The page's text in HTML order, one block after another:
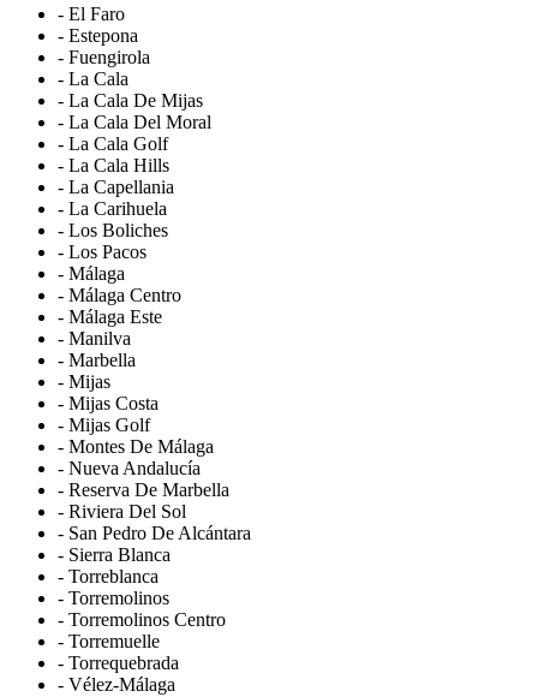
- El Faro
- Estepona
- Fuengirola
- La Cala
- La Cala De Mijas
- La Cala Del Moral
- La Cala Golf
- La Cala Hills
- La Capellania
- La Carihuela
- Los Boliches
- Los Pacos
- Málaga
- Málaga Centro
- Málaga Este
- Manilva
- Marbella
- Mijas
- Mijas Costa
- Mijas Golf
- Montes De Málaga
- Nueva Andalucía
- Reserva De Marbella
- Riviera Del Sol
- San Pedro De Alcántara
- Sierra Blanca
- Torreblanca
- Torremolinos
- Torremolinos Centro
- Torremuelle
- Torrequebrada
- Vélez-Málaga